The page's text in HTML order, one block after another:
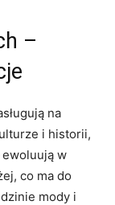
–
na
i historii,
⁢w
co⁤ ma do
mody‍ i